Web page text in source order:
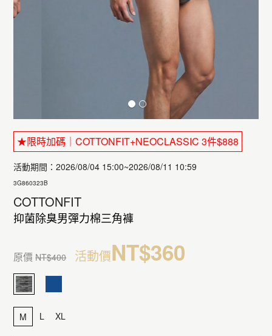
★限時加碼｜COTTONFIT+NEOCLASSIC 3件$888
活動期間：2026/08/04 15:00~2026/08/11 10:59
3G860323B
COTTONFIT
抑菌除臭男彈力棉三角褲
原價NT$400 活動價NT$360
M L XL